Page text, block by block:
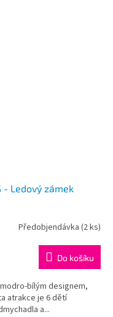
- Ledový zámek
Předobjendávka (2 ks)
Do košíku
bílým designem,
atrakce je 6 dětí
a...